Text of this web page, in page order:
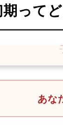
期って
あな